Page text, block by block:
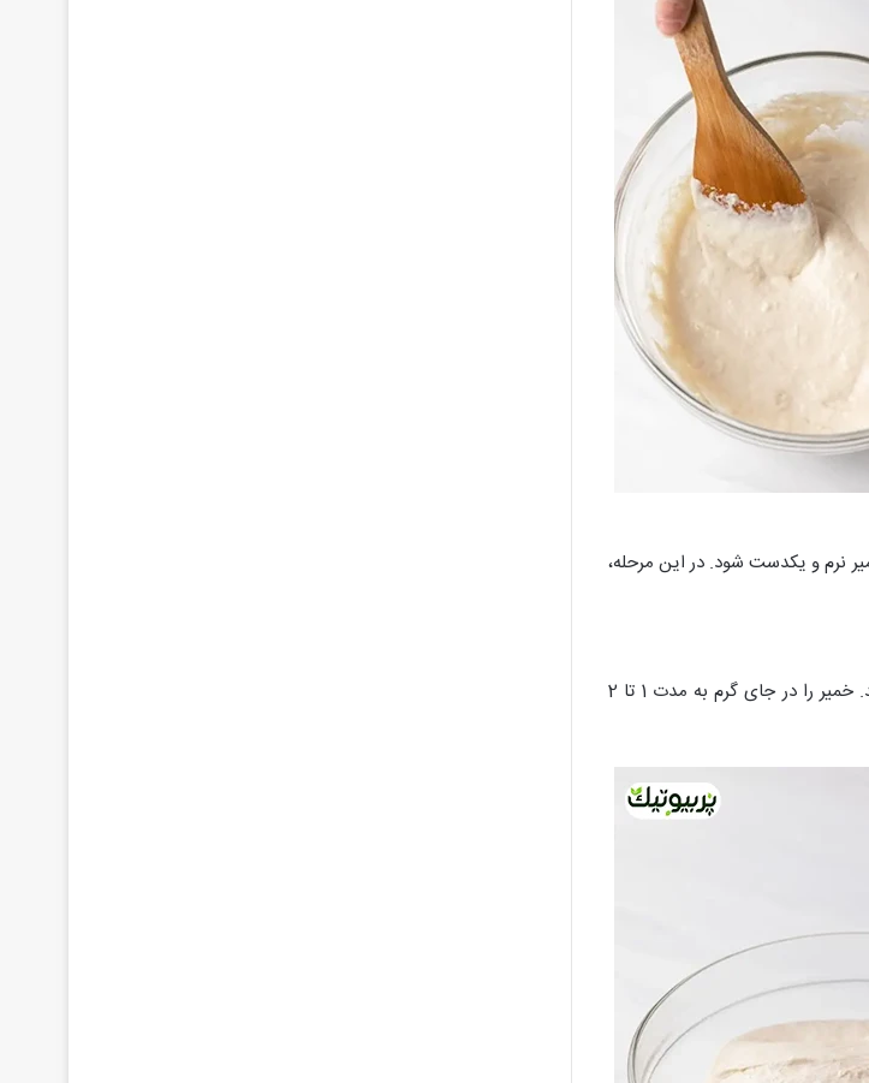
10 تا 15 دقیقه ورز دهید تا خمیر نرم و یکدست شود. در این مرحله،
خمیر را به یک کاسه بزرگ منتقل کنید و روی آن را با پلاستیک بپوشانید. خمیر را در جای گرم به مدت 1 تا 2